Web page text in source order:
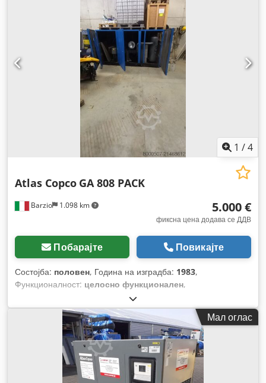
1 /4
Barzio 1.098 km
Atlas Copco GA 808 PACK
5.000 €
фиксна цена додава се ДДВ
Побарајте Повикајте
Состојба: половен, Година на изградба: 1983,
Функционалност: целосно функционален,
Мал оглас